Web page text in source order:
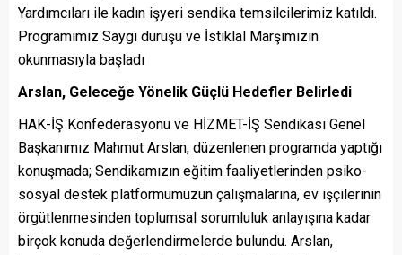
Yardımcıları ile kadın işyeri sendika temsilcilerimiz katıldı.
Programımız Saygı duruşu ve İstiklal Marşımızın
okunmasıyla başladı
Arslan, Geleceğe Yönelik Güçlü Hedefler Belirledi
HAK-İŞ Konfederasyonu ve HİZMET-İŞ Sendikası Genel
Başkanımız Mahmut Arslan, düzenlenen programda yaptığı
konuşmada; Sendikamızın eğitim faaliyetlerinden psiko-
sosyal destek platformumuzun çalışmalarına, ev işçilerinin
örgütlenmesinden toplumsal sorumluluk anlayışına kadar
birçok konuda değerlendirmelerde bulundu. Arslan,